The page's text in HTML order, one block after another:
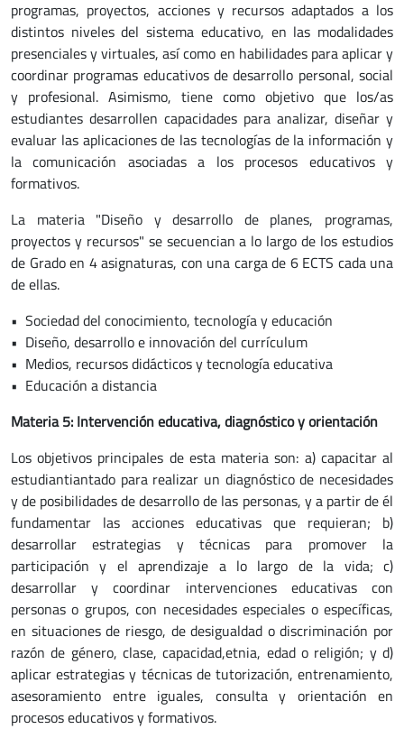
programas, proyectos, acciones y recursos adaptados a los
distintos niveles del sistema educativo, en las modalidades
presenciales y virtuales, así como en habilidades para aplicar y
coordinar programas educativos de desarrollo personal, social
y profesional. Asimismo, tiene como objetivo que los/as
estudiantes desarrollen capacidades para analizar, diseñar y
evaluar las aplicaciones de las tecnologías de la información y
la comunicación asociadas a los procesos educativos y
formativos.
La materia "Diseño y desarrollo de planes, programas,
proyectos y recursos" se secuencian a lo largo de los estudios
de Grado en 4 asignaturas, con una carga de 6 ECTS cada una
de ellas.
• Sociedad del conocimiento, tecnología y educación
• Diseño, desarrollo e innovación del currículum
• Medios, recursos didácticos y tecnología educativa
• Educación a distancia
Materia 5: Intervención educativa, diagnóstico y orientación
Los objetivos principales de esta materia son: a) capacitar al
estudiantiantado para realizar un diagnóstico de necesidades
y de posibilidades de desarrollo de las personas, y a partir de él
fundamentar las acciones educativas que requieran; b)
desarrollar estrategias y técnicas para promover la
participación y el aprendizaje a lo largo de la vida; c)
desarrollar y coordinar intervenciones educativas con
personas o grupos, con necesidades especiales o específicas,
en situaciones de riesgo, de desigualdad o discriminación por
razón de género, clase, capacidad,etnia, edad o religión; y d)
aplicar estrategias y técnicas de tutorización, entrenamiento,
asesoramiento entre iguales, consulta y orientación en
procesos educativos y formativos.